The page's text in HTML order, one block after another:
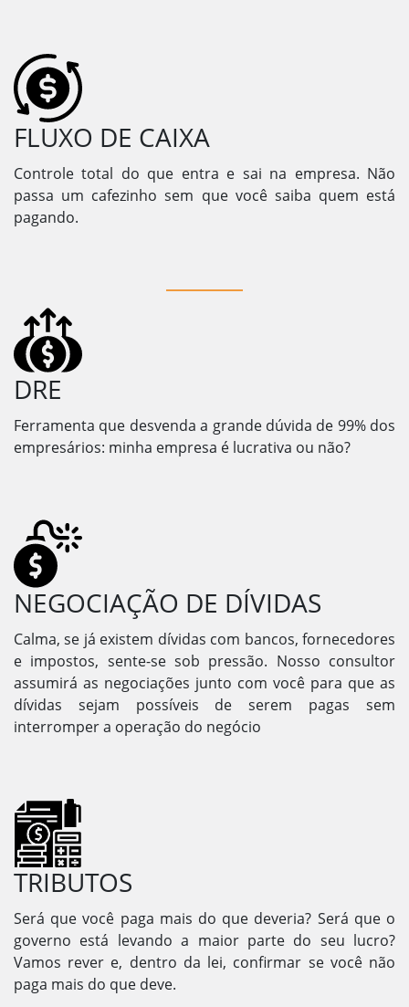
FLUXO DE CAIXA
Controle total do que entra e sai na empresa. Não
passa um cafezinho sem que você saiba quem está
pagando.
DRE
Ferramenta que desvenda a grande dúvida de 99% dos
empresários: minha empresa é lucrativa ou não?
NEGOCIAÇÃO DE DÍVIDAS
Calma, se já existem dívidas com bancos, fornecedores
e impostos, sente-se sob pressão. Nosso consultor
assumirá as negociações junto com você para que as
dívidas sejam possíveis de serem pagas sem
interromper a operação do negócio
TRIBUTOS
Será que você paga mais do que deveria? Será que o
governo está levando a maior parte do seu lucro?
Vamos rever e, dentro da lei, confirmar se você não
paga mais do que deve.